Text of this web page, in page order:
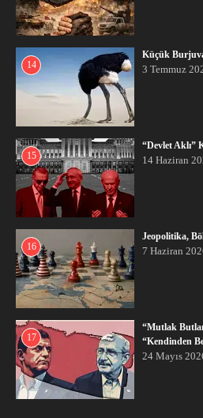
14
Küçük
3 Temmuz
15
“Devlet Aklı”
14 Haziran
16
Jeopolitika,
7 Haziran
17
“Mutlak
“Kendinden
24 Mayıs